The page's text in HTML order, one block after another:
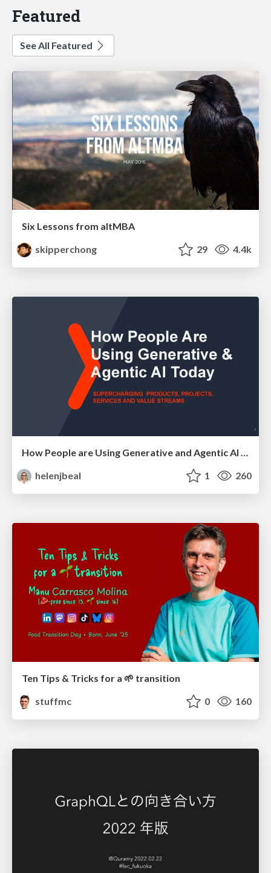
Featured
See All Featured
Six Lessons from altMBA
skipperchong
29 4.4k
How People are Using Generative and Agentic AI to Supercharge Their Products, Projects, Services and Value Streams Today
helenjbeal
1 260
Ten Tips & Tricks for a 🌱 transition
stuffmc
0 160